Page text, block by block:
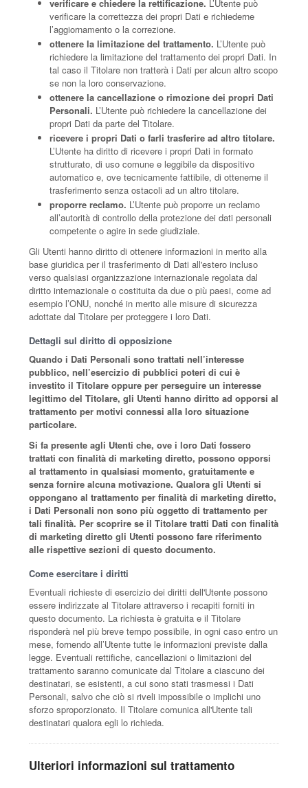
verificare e chiedere la rettificazione. L’Utente può
verificare la correttezza dei propri Dati e richiederne
l’aggiornamento o la correzione.
ottenere la limitazione del trattamento. L’Utente può
richiedere la limitazione del trattamento dei propri Dati. In
tal caso il Titolare non tratterà i Dati per alcun altro scopo
se non la loro conservazione.
ottenere la cancellazione o rimozione dei propri Dati
Personali. L’Utente può richiedere la cancellazione dei
propri Dati da parte del Titolare.
ricevere i propri Dati o farli trasferire ad altro titolare.
L’Utente ha diritto di ricevere i propri Dati in formato
strutturato, di uso comune e leggibile da dispositivo
automatico e, ove tecnicamente fattibile, di ottenerne il
trasferimento senza ostacoli ad un altro titolare.
proporre reclamo. L’Utente può proporre un reclamo
all’autorità di controllo della protezione dei dati personali
competente o agire in sede giudiziale.
Gli Utenti hanno diritto di ottenere informazioni in merito alla
base giuridica per il trasferimento di Dati all'estero incluso
verso qualsiasi organizzazione internazionale regolata dal
diritto internazionale o costituita da due o più paesi, come ad
esempio l’ONU, nonché in merito alle misure di sicurezza
adottate dal Titolare per proteggere i loro Dati.
Dettagli sul diritto di opposizione
Quando i Dati Personali sono trattati nell’interesse
pubblico, nell’esercizio di pubblici poteri di cui è
investito il Titolare oppure per perseguire un interesse
legittimo del Titolare, gli Utenti hanno diritto ad opporsi al
trattamento per motivi connessi alla loro situazione
particolare.
Si fa presente agli Utenti che, ove i loro Dati fossero
trattati con finalità di marketing diretto, possono opporsi
al trattamento in qualsiasi momento, gratuitamente e
senza fornire alcuna motivazione. Qualora gli Utenti si
oppongano al trattamento per finalità di marketing diretto,
i Dati Personali non sono più oggetto di trattamento per
tali finalità. Per scoprire se il Titolare tratti Dati con finalità
di marketing diretto gli Utenti possono fare riferimento
alle rispettive sezioni di questo documento.
Come esercitare i diritti
Eventuali richieste di esercizio dei diritti dell'Utente possono
essere indirizzate al Titolare attraverso i recapiti forniti in
questo documento. La richiesta è gratuita e il Titolare
risponderà nel più breve tempo possibile, in ogni caso entro un
mese, fornendo all’Utente tutte le informazioni previste dalla
legge. Eventuali rettifiche, cancellazioni o limitazioni del
trattamento saranno comunicate dal Titolare a ciascuno dei
destinatari, se esistenti, a cui sono stati trasmessi i Dati
Personali, salvo che ciò si riveli impossibile o implichi uno
sforzo sproporzionato. Il Titolare comunica all'Utente tali
destinatari qualora egli lo richieda.
Ulteriori informazioni sul trattamento